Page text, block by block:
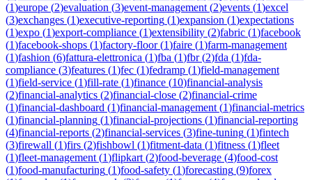
(1)europe (2)evaluation (3)event-management (2)events (1)excel
(3)exchanges (1)executive-reporting (1)expansion (1)expectations
(1)expo (1)export-compliance (1)extensibility (2)fabric (1)facebook
(1)facebook-shops (1)factory-floor(1)faire (1)farm-management
(1)fashion (6)fattura-elettronica (1)fba (1)fbr(2)fda (1)fda-
compliance (3)features (1)fec (1)fedramp (1)field-management
(1)field-service (1)fill-rate (1)finance (10)financial-analysis
(2)financial-analytics (2)financial-close (2)financial-crime
(1)financial-dashboard (1)financial-management (1)financial-metrics
(1)financial-planning (1)financial-projections (1)financial-reporting
(4)financial-reports (2)financial-services (3)fine-tuning (1)fintech
(3)firewall (1)firs (2)fishbowl (1)fitment-data (1)fitness (1)fleet
(1)fleet-management (1)flipkart (2)food-beverage (4)food-cost
(1)food-manufacturing (1)food-safety (1)forecasting (9)forex